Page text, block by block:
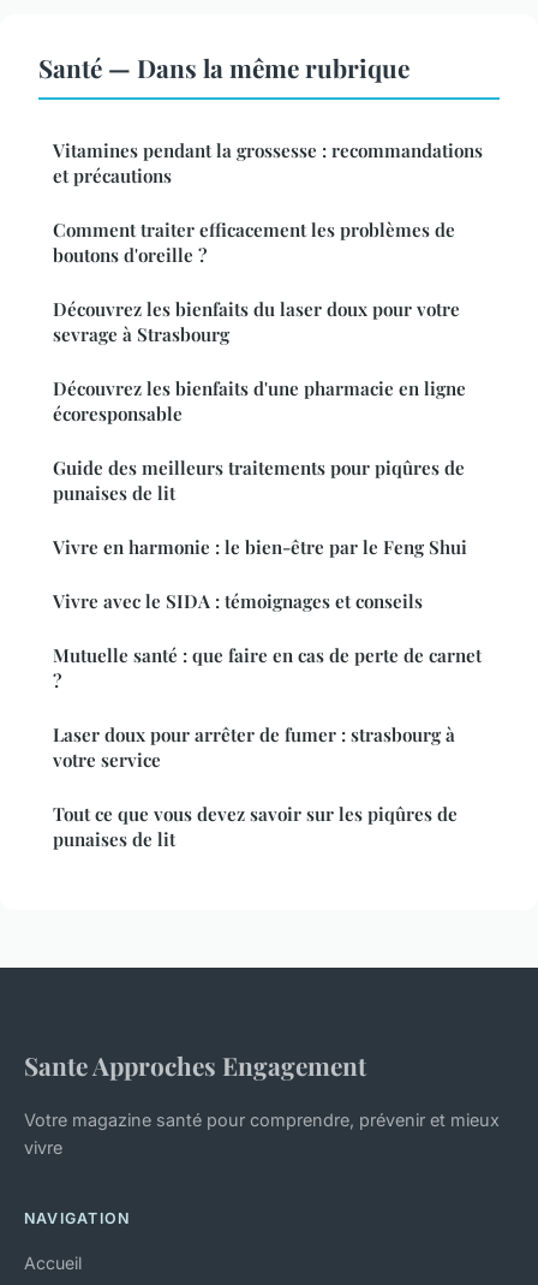
Santé — Dans la même rubrique
Vitamines pendant la grossesse : recommandations
et précautions
Comment traiter efficacement les problèmes de
boutons d'oreille ?
Découvrez les bienfaits du laser doux pour votre
sevrage à Strasbourg
Découvrez les bienfaits d'une pharmacie en ligne
écoresponsable
Guide des meilleurs traitements pour piqûres de
punaises de lit
Vivre en harmonie : le bien-être par le Feng Shui
Vivre avec le SIDA : témoignages et conseils
Mutuelle santé : que faire en cas de perte de carnet
?
Laser doux pour arrêter de fumer : strasbourg à
votre service
Tout ce que vous devez savoir sur les piqûres de
punaises de lit
Sante Approches Engagement
Votre magazine santé pour comprendre, prévenir et mieux
vivre
NAVIGATION
Accueil